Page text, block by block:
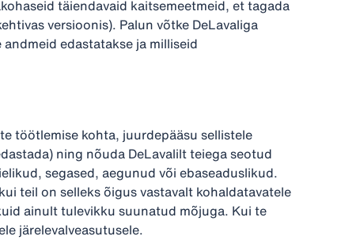
täiendavaid kaitsemeetmeid, et tagada
versioonis). Palun võtke DeLavaliga
edastatakse ja milliseid
töötlemise kohta, juurdepääsu sellistele
ning nõuda DeLavalilt teiega seotud
segased, aegunud või ebaseaduslikud.
teil on selleks õigus vastavalt kohaldatavatele
ainult tulevikku suunatud mõjuga. Kui te
järelevalveasutusele.